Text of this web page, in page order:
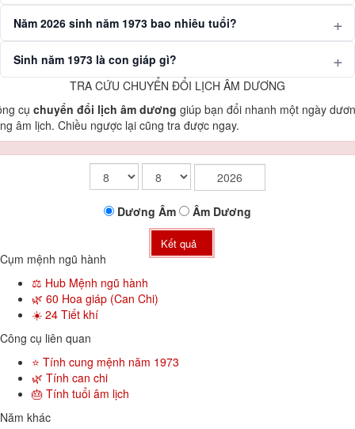
Năm 2026 sinh năm 1973 bao nhiêu tuổi?
Sinh năm 1973 là con giáp gì?
TRA CỨU CHUYỂN ĐỔI LỊCH ÂM DƯƠNG
cụ chuyển đổi lịch âm dương giúp bạn đổi nhanh một ngày
âm lịch. Chiều ngược lại cũng tra được ngay.
Dương Âm Âm Dương
Kết quả
Cụm mệnh ngũ hành
⚖️ Hub Mệnh ngũ hành
🌿 60 Hoa giáp (Can Chi)
☀️ 24 Tiết khí
Công cụ liên quan
⭐ Tính cung mệnh năm 1973
🌿 Tính can chi
🎂 Tính tuổi âm lịch
Năm khác